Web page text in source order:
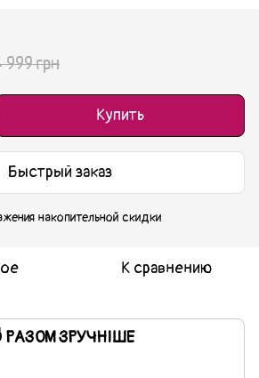
999 грн
Купить
Быстрый заказ
накопительной скидки
К сравнению
РАЗОМ ЗРУЧНІШЕ